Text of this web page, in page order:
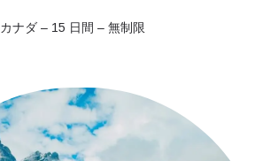
カナダ – 15 日間 – 無制限